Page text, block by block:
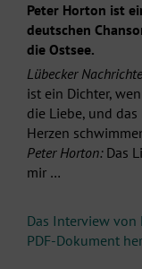
Peter Horton ist
deutschen
die Ostsee.
Lübecker
ist ein Dichter,
die Liebe, und
Herzen
Peter Horton:Das
mir …
Das Interview von
PDF-Dokument